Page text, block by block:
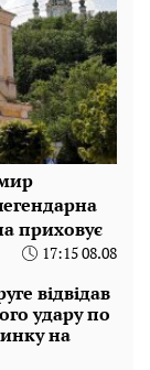
приховує
17:15 08.08
відвідав
удару по
на